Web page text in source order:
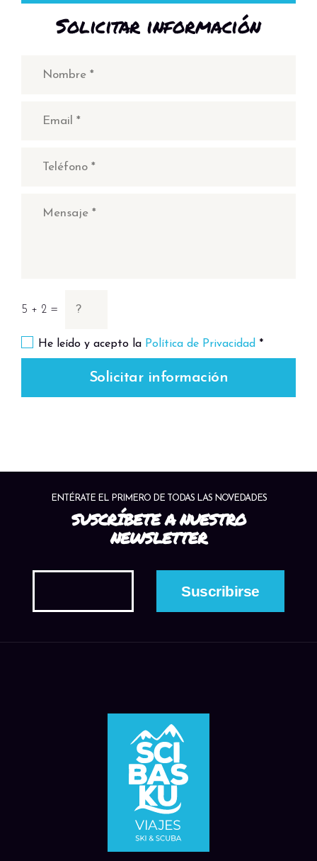
Solicitar información
5 + 2 =
He leído y acepto la Política de Privacidad *
Solicitar información
ENTÉRATE EL PRIMERO DE TODAS LAS NOVEDADES
SUSCRÍBETE A NUESTRO
NEWSLETTER